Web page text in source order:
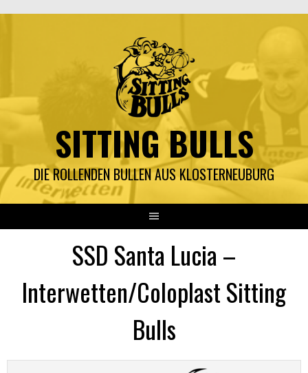
SITTING BULLS
DIE ROLLENDEN BULLEN AUS KLOSTERNEUBURG
SSD Santa Lucia –
Interwetten/Coloplast Sitting
Bulls